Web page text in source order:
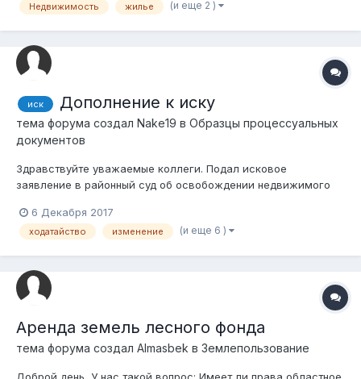
собраны тогда же, в ноябре, и отданы сотрудникам ОО,
Недвижимость жилье (и еще 2 )
иск Дополнение к иску
тема форума создал Nake19 в Образцы процессуальных
документов
Здравствуйте уважаемые коллеги. Подал исковое
заявление в районный суд об освобождении недвижимого
приобретено на торгах организованных ЧСИ. В иске в
качестве ответчика указан один должник и банк. Тогда как в
6 Декабря 2017
ходатайство изменение (и еще 6 )
Аренда земель лесного фонда
тема форума создал Almasbek в Землепользование